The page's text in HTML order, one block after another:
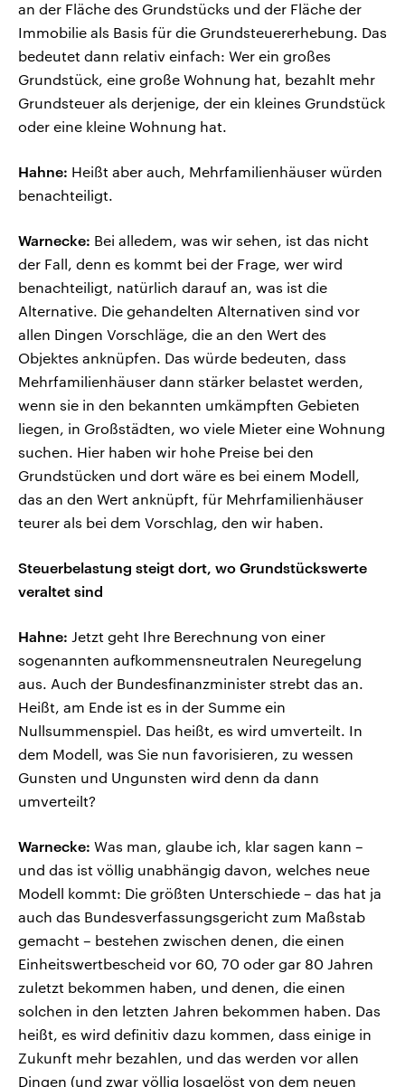
an der Fläche des Grundstücks und der Fläche der
Immobilie als Basis für die Grundsteuererhebung. Das
bedeutet dann relativ einfach: Wer ein großes
Grundstück, eine große Wohnung hat, bezahlt mehr
Grundsteuer als derjenige, der ein kleines Grundstück
oder eine kleine Wohnung hat.
Hahne: Heißt aber auch, Mehrfamilienhäuser würden
benachteiligt.
Warnecke: Bei alledem, was wir sehen, ist das nicht
der Fall, denn es kommt bei der Frage, wer wird
benachteiligt, natürlich darauf an, was ist die
Alternative. Die gehandelten Alternativen sind vor
allen Dingen Vorschläge, die an den Wert des
Objektes anknüpfen. Das würde bedeuten, dass
Mehrfamilienhäuser dann stärker belastet werden,
wenn sie in den bekannten umkämpften Gebieten
liegen, in Großstädten, wo viele Mieter eine Wohnung
suchen. Hier haben wir hohe Preise bei den
Grundstücken und dort wäre es bei einem Modell,
das an den Wert anknüpft, für Mehrfamilienhäuser
teurer als bei dem Vorschlag, den wir haben.
Steuerbelastung steigt dort, wo Grundstückswerte
veraltet sind
Hahne: Jetzt geht Ihre Berechnung von einer
sogenannten aufkommensneutralen Neuregelung
aus. Auch der Bundesfinanzminister strebt das an.
Heißt, am Ende ist es in der Summe ein
Nullsummenspiel. Das heißt, es wird umverteilt. In
dem Modell, was Sie nun favorisieren, zu wessen
Gunsten und Ungunsten wird denn da dann
umverteilt?
Warnecke: Was man, glaube ich, klar sagen kann –
und das ist völlig unabhängig davon, welches neue
Modell kommt: Die größten Unterschiede – das hat ja
auch das Bundesverfassungsgericht zum Maßstab
gemacht – bestehen zwischen denen, die einen
Einheitswertbescheid vor 60, 70 oder gar 80 Jahren
zuletzt bekommen haben, und denen, die einen
solchen in den letzten Jahren bekommen haben. Das
heißt, es wird definitiv dazu kommen, dass einige in
Zukunft mehr bezahlen, und das werden vor allen
Dingen (und zwar völlig losgelöst von dem neuen